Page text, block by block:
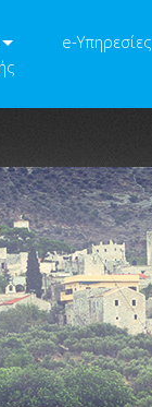
e-Υπηρεσίες